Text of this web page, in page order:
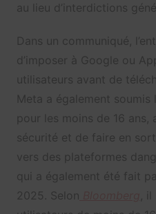
au lieu d’interdictions
Dans un communiqué,
d’imposer à Google ou
utilisateurs avant de
Meta a également soumis
pour les moins de 16 ans,
sécurité et de faire en
vers des plateformes
qui a également été fait
2025. Selon
, il